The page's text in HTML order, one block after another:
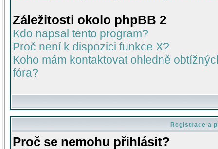
Záležitosti okolo phpBB 2
Kdo napsal tento program?
Proč není k dispozici funkce X?
Koho mám kontaktovat ohledně
fóra?
Registrace a
Proč se nemohu přihlásit?